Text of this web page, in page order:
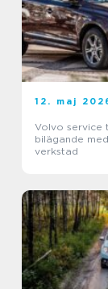
12. maj
Volvo service tryggt
bilägande
verkstad